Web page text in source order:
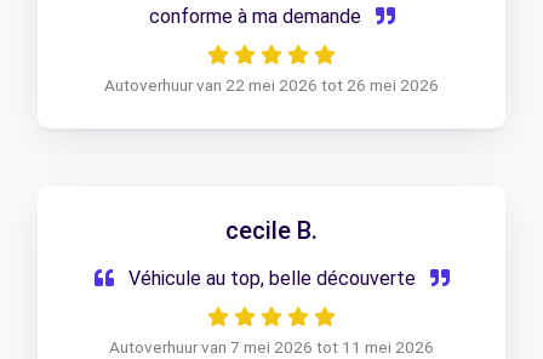
conforme à ma demande
Autoverhuur van 22 mei 2026 tot 26 mei 2026
cecile B.
Véhicule au top, belle découverte
Autoverhuur van 7 mei 2026 tot 11 mei 2026